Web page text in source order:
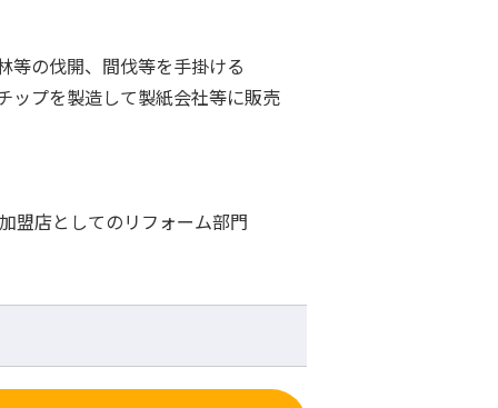
の伐開、間伐等を手掛ける
プを製造して製紙会社等に販売
盟店としてのリフォーム部門